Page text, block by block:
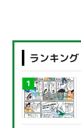
ランキング